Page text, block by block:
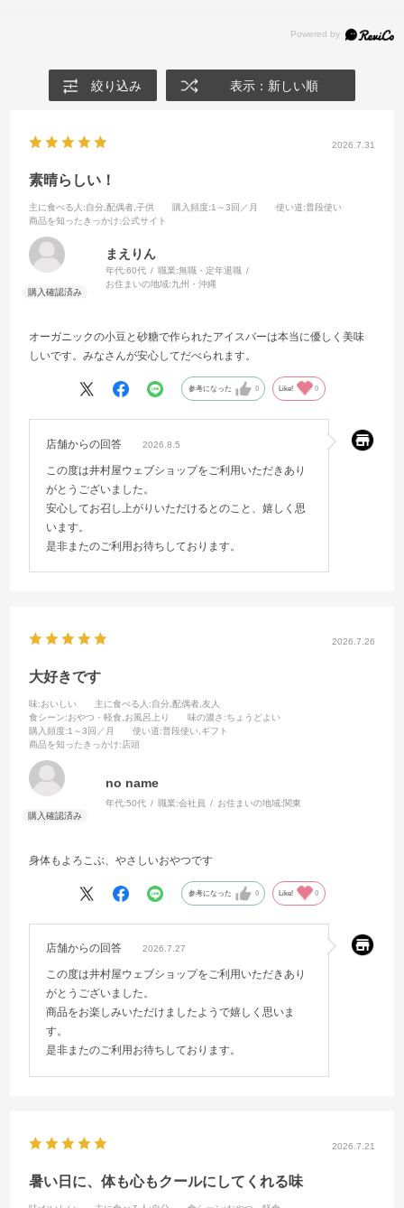
絞り込み 表示：新しい順
2026.7.31
素晴らしい！
主に食べる人 :自分,配偶者,子供 購入頻度:1～3回／月 使い道:普段使い
商品を知ったきっかけ:公式サイト
まえりん
年代:60代 職業:無職・定年退職
お住まいの地域:九州・沖縄
オーガニックの小豆と砂糖で作られたアイスバーは本当に優しく美味
しいです。みなさんが安心してだべられます。
参考になった 0 Like! 0
店舗からの回答 2026.8.5
この度は井村屋ウェブショップをご利用いただきあり
がとうございました。
安心してお召し上がりいただけるとのこと、嬉しく思
います。
是非またのご利用お待ちしております。
2026.7.26
大好きです
味:おいしい 主に食べる人 :自分,配偶者,友人
食シーン:おやつ・軽食,お風呂上り 味の濃さ :ちょうどよい
購入頻度:1～3回／月 使い道:普段使い,ギフト
商品を知ったきっかけ:店頭
no name
年代:50代 職業:会社員 お住まいの地域:関東
身体もよろこぶ、やさしいおやつです
参考になった 0 Like! 0
店舗からの回答 2026.7.27
この度は井村屋ウェブショップをご利用いただきあり
がとうございました。
商品をお楽しみいただけましたようで嬉しく思いま
す。
是非またのご利用お待ちしております。
2026.7.21
暑い日に、体も心もクールにしてくれる味